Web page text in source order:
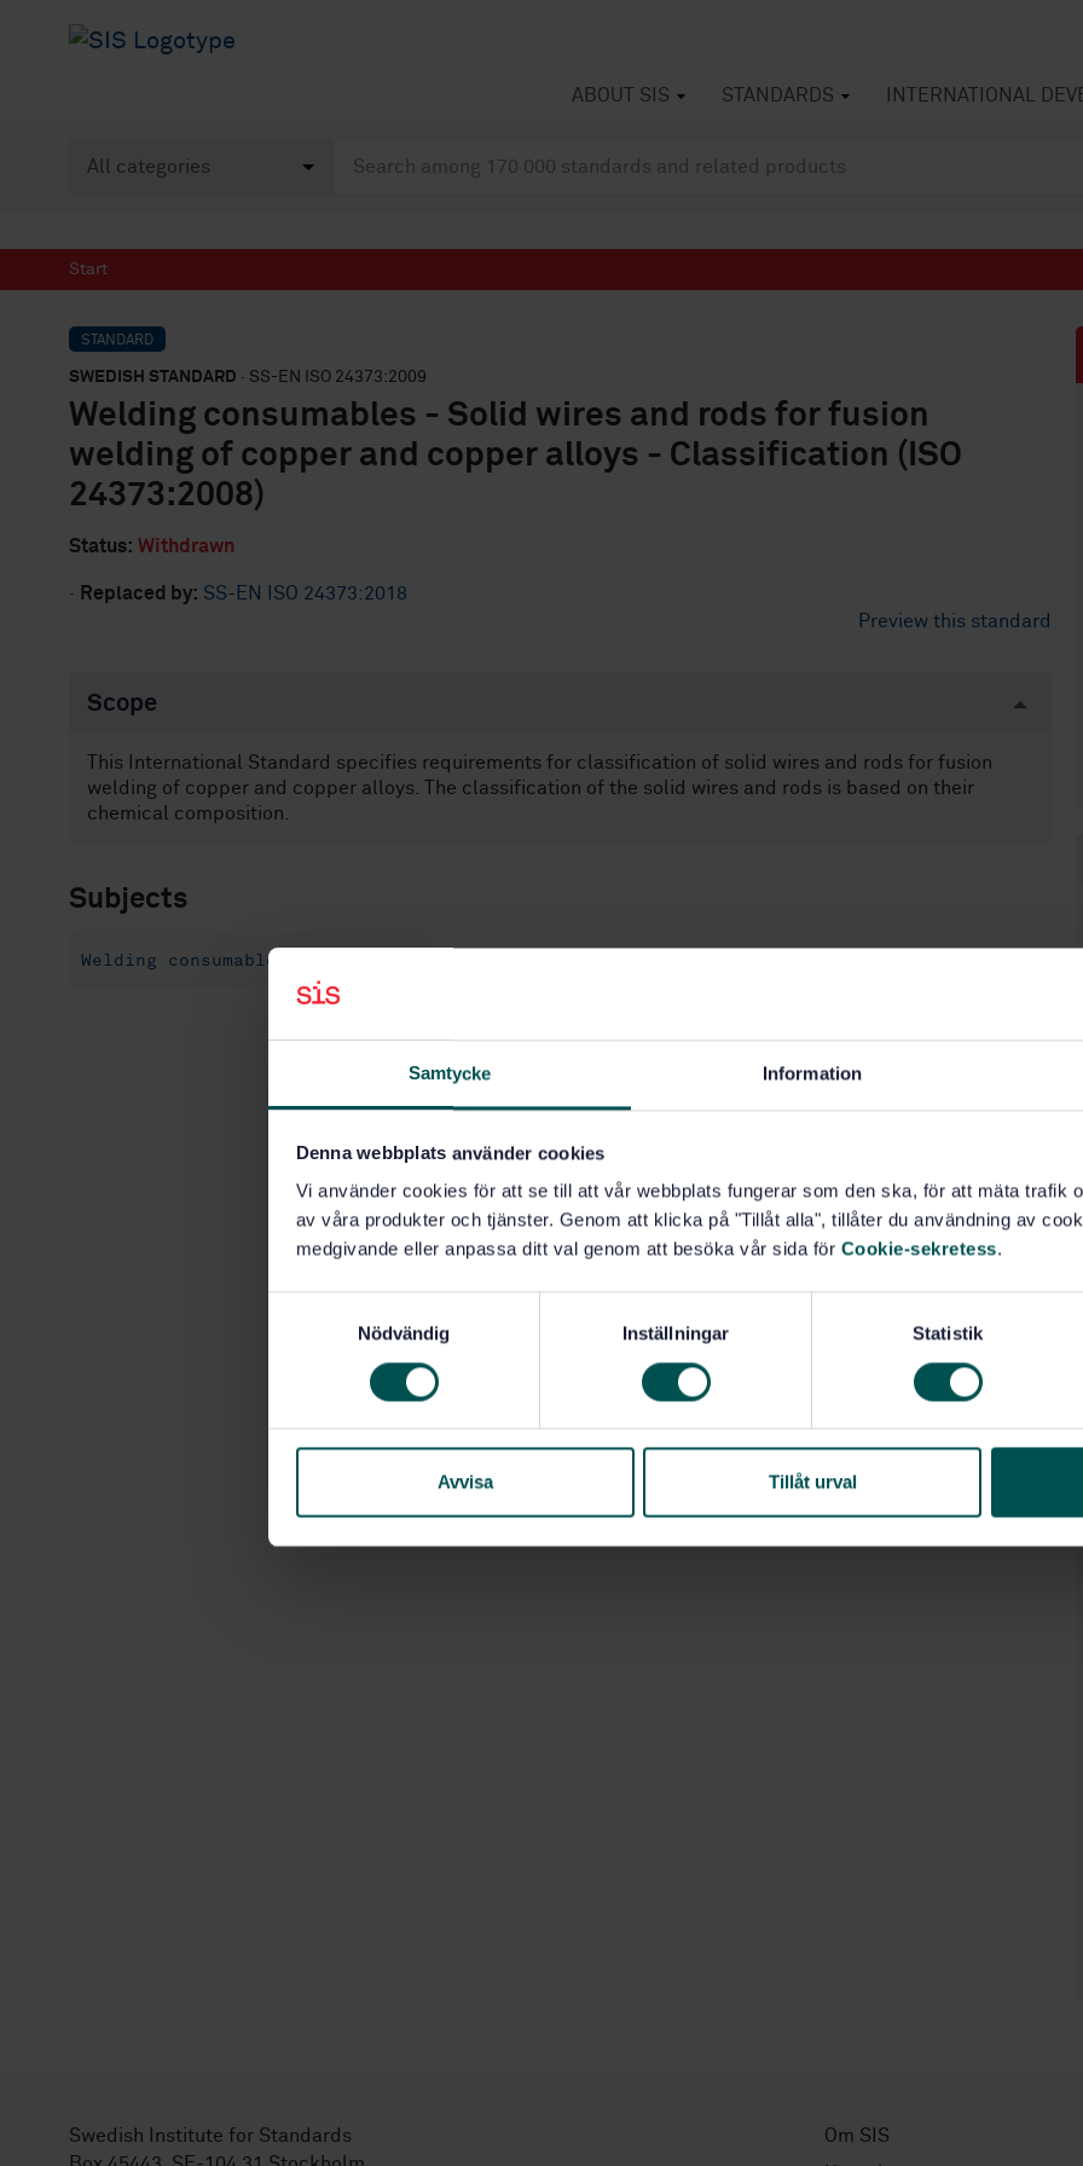
Samtycke Information
Denna webbplats använder cookies
Vi använder cookies för att se till att vår webbplats fungerar som den ska, för att mäta trafik
av våra produkter och tjänster. Genom att klicka på "Tillåt alla", tillåter du användning av
medgivande eller anpassa ditt val genom att besöka vår sida för Cookie-sekretess.
s
Nödvändig Inställningar Statistik
Avvisa Tillåt urval
ABOUT SIS STANDARDS INTERNATIONAL
Start
STANDARD
SWEDISH STANDARD · SS-EN ISO 24373:2009
Welding consumables - Solid wires and rods for fusion
welding of copper and copper alloys - Classification (ISO
24373:2008)
Status: Withdrawn
· Replaced by: SS-EN ISO 24373:2018
Preview this standard
Scope
This International Standard specifies requirements for classification of solid wires and rods for fusion
welding of copper and copper alloys. The classification of the solid wires and rods is based on their
chemical composition.
Subjects
Welding consumables (25.160.20)
Swedish Institute for Standards
Om SIS